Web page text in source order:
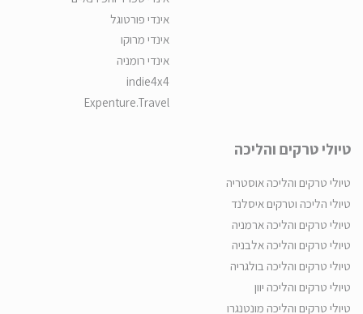
אינדי פורטוגל
אינדי מרוקו
אינדי רומניה
indie4x4
Expenture.Travel
טיולי טרקים והליכה
טיולי טרקים והליכה אוסטריה
טיולי הליכה וטרקים איסלנד
טיולי טרקים והליכה ארמניה
טיולי טרקים והליכה אלבניה
טיולי טרקים והליכה בולגריה
טיולי טרקים והליכה יוון
טיולי טרקים והליכה מונטנגרו